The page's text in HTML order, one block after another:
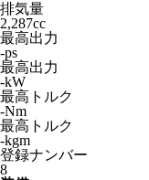
排気量
2,287cc
最高出力
-ps
最高出力
-kW
最高トルク
-Nm
最高トルク
-kgm
登録ナンバー
8